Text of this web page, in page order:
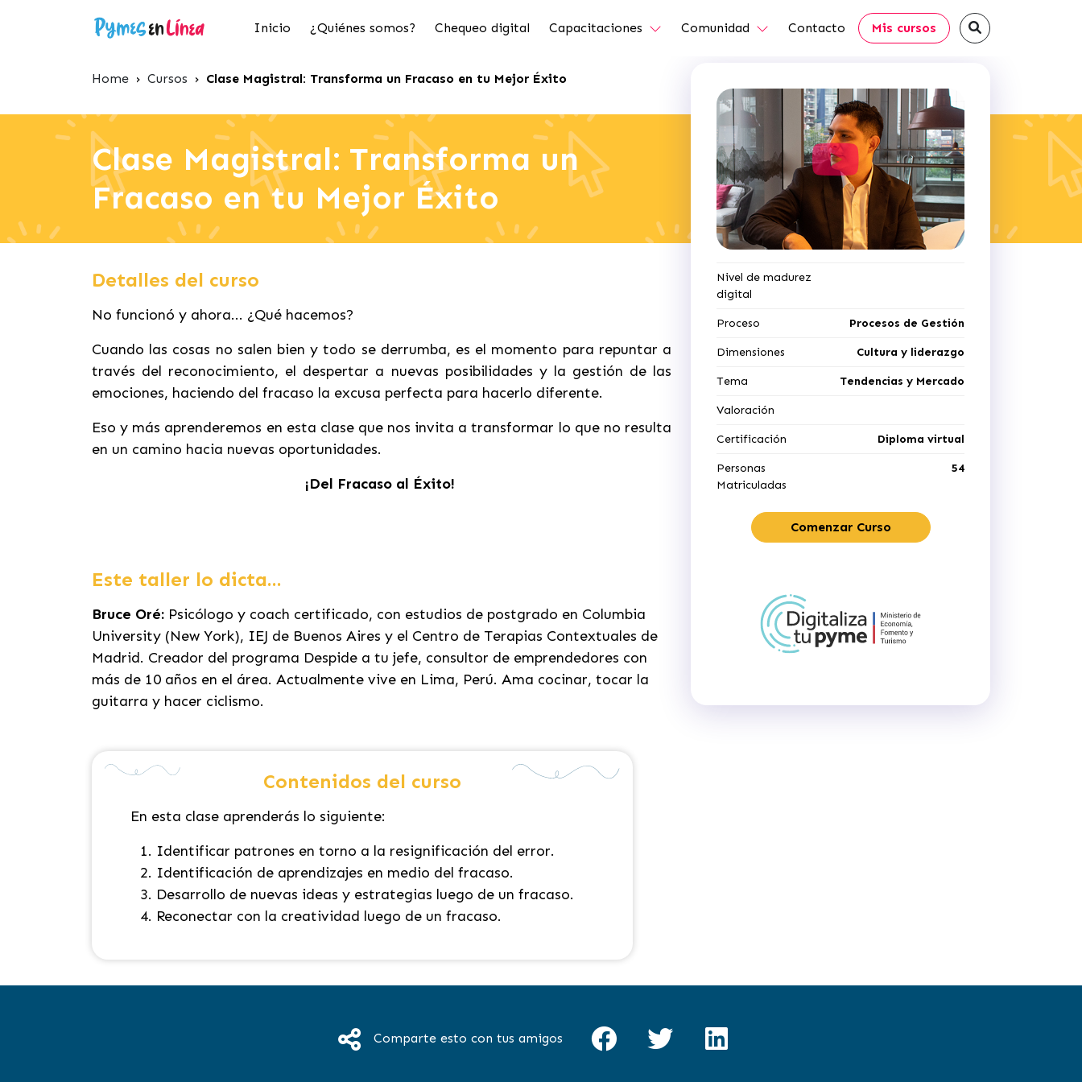
Inicio ¿Quiénes somos? Chequeo digital Capacitaciones Comunidad Contacto Mis cursos
Home › Cursos › Clase Magistral: Transforma un Fracaso en tu Mejor Éxito
Clase Magistral: Transforma un
Fracaso en tu Mejor Éxito
Nivel de madurez
digital
Proceso Procesos de Gestión
Dimensiones Cultura y liderazgo
Tema Tendencias y Mercado
Valoración
Certificación Diploma virtual
Personas
Matriculadas
54
Comenzar Curso
Detalles del curso
No funcionó y ahora... ¿Qué hacemos?
Cuando las cosas no salen bien y todo se derrumba, es el momento para repuntar a
través del reconocimiento, el despertar a nuevas posibilidades y la gestión de las
emociones, haciendo del fracaso la excusa perfecta para hacerlo diferente.
Eso y más aprenderemos en esta clase que nos invita a transformar lo que no resulta
en un camino hacia nuevas oportunidades.
¡Del Fracaso al Éxito!
Este taller lo dicta...
Bruce Oré: Psicólogo y coach certificado, con estudios de postgrado en Columbia
University (New York), IEJ de Buenos Aires y el Centro de Terapias Contextuales de
Madrid. Creador del programa Despide a tu jefe, consultor de emprendedores con
más de 10 años en el área. Actualmente vive en Lima, Perú. Ama cocinar, tocar la
guitarra y hacer ciclismo.
Contenidos del curso
En esta clase aprenderás lo siguiente:
Identificar patrones en torno a la resignificación del error.
Identificación de aprendizajes en medio del fracaso.
Desarrollo de nuevas ideas y estrategias luego de un fracaso.
Reconectar con la creatividad luego de un fracaso.
Comparte esto con tus amigos